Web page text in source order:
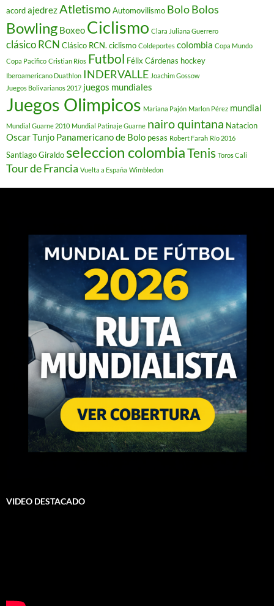
acordajedrez AtletismoAutomovilismo BoloBolos
Bowling Boxeo Ciclismo Clara Juliana Guerrero
clásico RCN Clásico RCN. ciclismo Coldeportes colombia Copa Mundo
Copa Pacifico Cristian Ríos Futbol Félix Cárdenas hockey
Iberoamericano Duathlon INDERVALLE Joachim Gossow
Juegos Bolivarianos 2017 juegos mundiales
Juegos Olimpicos Mariana Pajón Marlon Pérez mundial
Mundial Guarne 2010 Mundial Patinaje Guarne nairo quintana Natacion
Oscar Tunjo Panamericano de Bolo pesas Robert Farah Río 2016
Santiago Giraldo seleccion colombiaTenis Toros Cali
Tour de Francia Vuelta a España Wimbledon
VIDEO DESTACADO